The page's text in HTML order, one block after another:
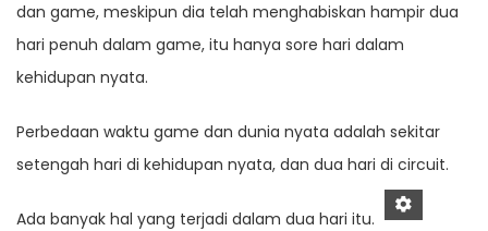
dan game, meskipun dia telah menghabiskan hampir dua
hari penuh dalam game, itu hanya sore hari dalam
kehidupan nyata.
Perbedaan waktu game dan dunia nyata adalah sekitar
setengah hari di kehidupan nyata, dan dua hari di circuit.
Ada banyak hal yang terjadi dalam dua hari itu.